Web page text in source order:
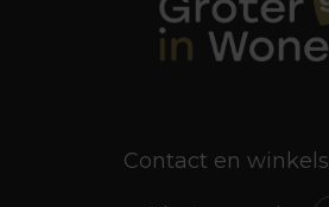
Contact en winkels